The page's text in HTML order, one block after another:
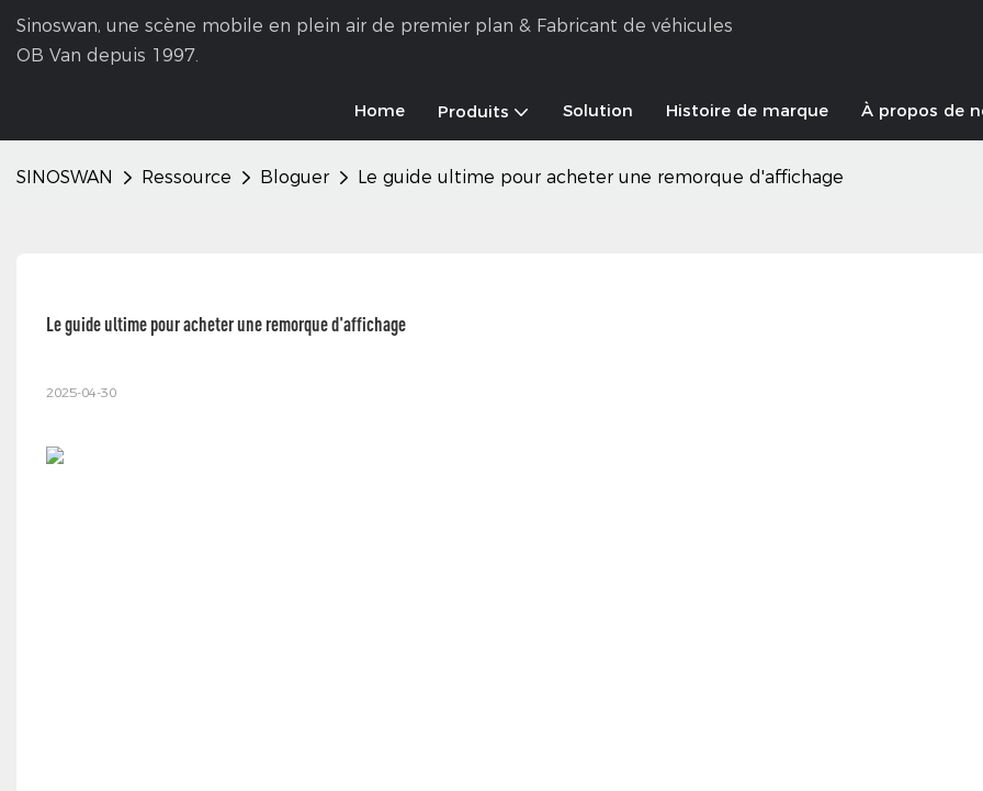
Sinoswan, une scène mobile en plein air de premier plan & Fabricant de véhicules
OB Van depuis 1997.
Home Produits Solution Histoire de marque À propos de
SINOSWAN Ressource Bloguer Le guide ultime pour acheter une remorque d'affichage
Le guide ultime pour acheter une remorque d'affichage
2025-04-30